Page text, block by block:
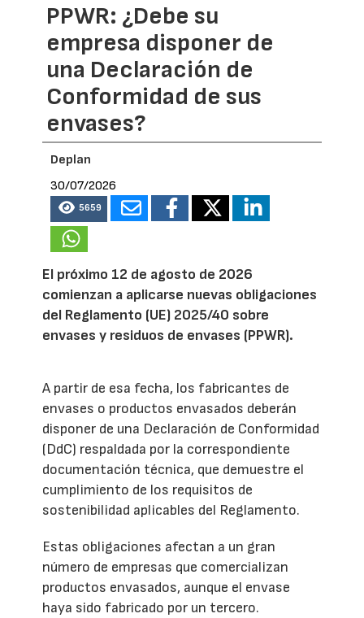
PPWR: ¿Debe su
empresa disponer de
una Declaración de
Conformidad de sus
envases?
Deplan
30/07/2026
5659
El próximo 12 de agosto de 2026
comienzan a aplicarse nuevas obligaciones
del Reglamento (UE) 2025/40 sobre
envases y residuos de envases (PPWR).
A partir de esa fecha, los fabricantes de
envases o productos envasados deberán
disponer de una Declaración de Conformidad
(DdC) respaldada por la correspondiente
documentación técnica, que demuestre el
cumplimiento de los requisitos de
sostenibilidad aplicables del Reglamento.
Estas obligaciones afectan a un gran
número de empresas que comercializan
productos envasados, aunque el envase
haya sido fabricado por un tercero.